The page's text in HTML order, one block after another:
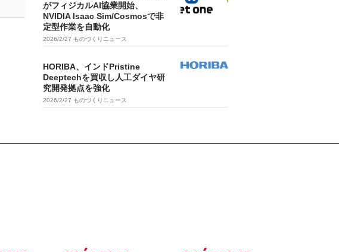
がフィジカルAI協業開始、
NVIDIA Isaac Sim/Cosmosで非
定型作業を自動化
2026/2/27 ものづくりニュース
HORIBA、インドPristine
Deeptechを買収し人工ダイヤ研
究開発拠点を強化
2026/2/27 ものづくりニュース